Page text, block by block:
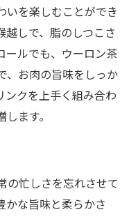
いを楽しむことができ
越しで、脂のしつこさ
ールでも、ウーロン茶
、お肉の旨味をしっか
ンクを上手く組み合わ
ます。
の忙しさを忘れさせて
かな旨味と柔らかさ